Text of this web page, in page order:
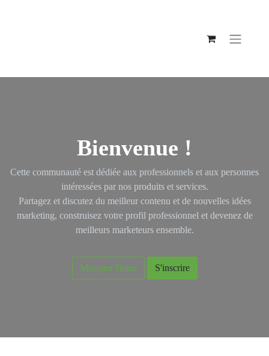
Bienvenue !
Cette communauté est dédiée aux professionnels et aux personnes
intéressées par nos produits et services.
Partagez et discutez du meilleur contenu et de nouvelles idées
marketing, construisez votre profil professionnel et devenez de
meilleurs marketeurs ensemble.
Masquer l'intro S'inscrire